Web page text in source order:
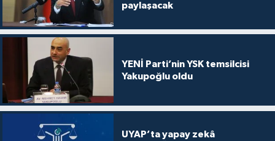
paylaşacak
YENİ Parti’nin YSK temsilcisi
Yakupoğlu oldu
UYAP’ta yapay zekâ